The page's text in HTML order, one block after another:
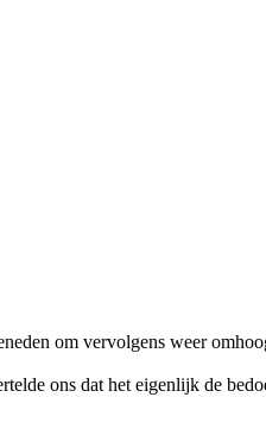
om vervolgens weer
ons dat het eigenlijk de